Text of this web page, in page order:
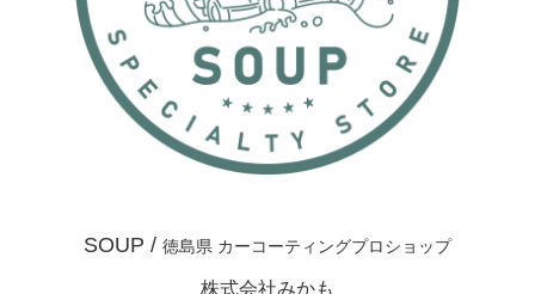
SOUP / 徳島県 カーコーティングプロショップ
株式会社みかも